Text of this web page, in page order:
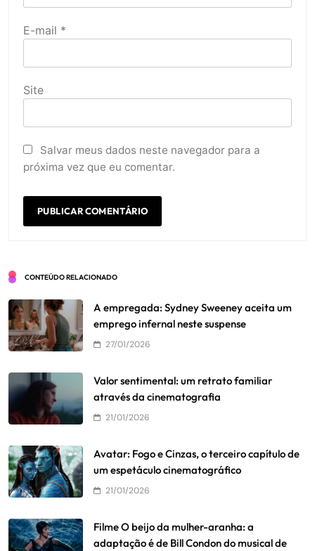
E-mail *
Site
Salvar meus dados neste navegador para a
próxima vez que eu comentar.
CONTEÚDO RELACIONADO
A empregada: Sydney Sweeney aceita um
emprego infernal neste suspense
27/01/2026
Valor sentimental: um retrato familiar
através da cinematografia
21/01/2026
Avatar: Fogo e Cinzas, o terceiro capítulo de
um espetáculo cinematográfico
21/01/2026
Filme O beijo da mulher-aranha: a
adaptação é de Bill Condon do musical de